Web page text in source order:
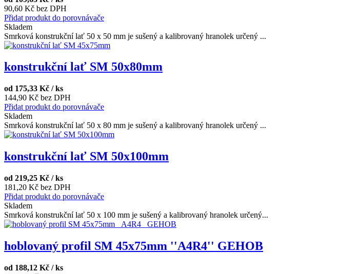
90,60 Kč bez DPH
Přidat produkt do porovnávače
Skladem
Smrková konstrukční lať 50 x 50 mm je sušený a kalibrovaný hranolek určený ...
konstrukční lať SM 50x80mm
od 175,33 Kč / ks
144,90 Kč bez DPH
Přidat produkt do porovnávače
Skladem
Smrková konstrukční lať 50 x 80 mm je sušený a kalibrovaný hranolek určený ...
konstrukční lať SM 50x100mm
od 219,25 Kč / ks
181,20 Kč bez DPH
Přidat produkt do porovnávače
Skladem
Smrková konstrukční lať 50 x 100 mm je sušený a kalibrovaný hranolek určený...
hoblovaný profil SM 45x75mm ''A4R4'' GEHOB
od 188,12 Kč / ks